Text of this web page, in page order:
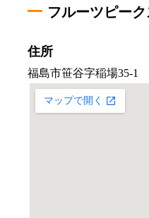
フルーツピー
住所